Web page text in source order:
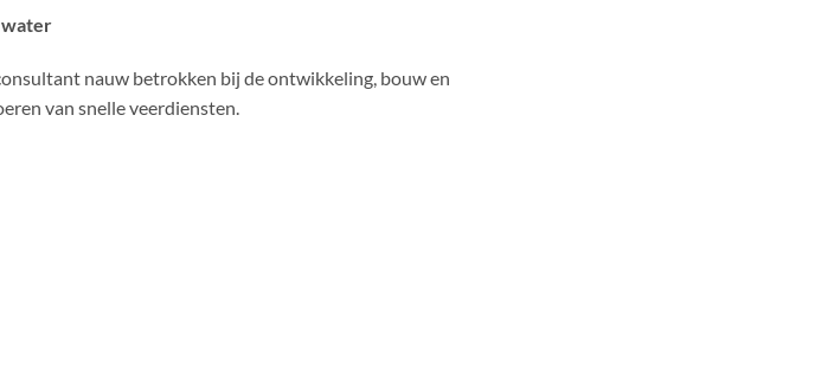
water
nauw betrokken bij de ontwikkeling, bouw en
van snelle veerdiensten.